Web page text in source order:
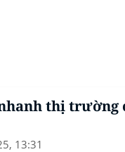
thị trường
13:31